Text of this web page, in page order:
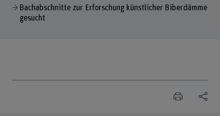
Bachabschnitte zur Erforschung künstlicher Biberdämme
gesucht